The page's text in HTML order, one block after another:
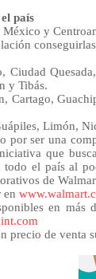
país
y
Ciudad
y Tibás.
Cartago,
Limón,
por ser una
que
el país al
de
en
en
precio de venta